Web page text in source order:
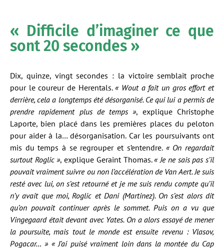
« Difficile d’imaginer ce que
sont 20 secondes »
Dix, quinze, vingt secondes : la victoire semblait proche
pour le coureur de Herentals.« Wout a fait un gros effort et
derrière, cela a longtemps été désorganisé. Ce qui lui a permis de
prendre rapidement plus de temps », explique Christophe
Laporte, bien placé dans les premières places du peloton
pour aider à la… désorganisation. Car les poursuivants ont
mis du temps à se regrouper et s’entendre. « On regardait
surtout Roglic », explique Geraint Thomas.« Je ne sais pas s’il
pouvait vraiment suivre ou non l’accélération de Van Aert. Je suis
resté avec lui, on s’est retourné et je me suis rendu compte qu’il
n’y avait que moi, Roglic et Dani (Martinez). On s’est alors dit
qu’on pouvait continuer après le sommet. Puis on a vu que
Vingegaard était devant avec Yates. On a alors essayé de mener
la poursuite, mais tout le monde est ensuite revenu : Vlasov,
Pogacar… » « J’ai puisé vraiment loin dans la montée du Cap